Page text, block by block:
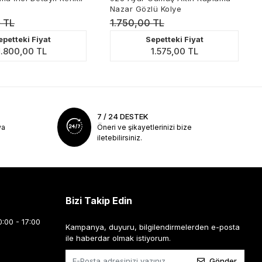
Fiyat
TL
Nazar Gözlü Kolye
1.750,00 TL
Sepetteki Fiyat
1.575,00 TL
7 / 24 DESTEK
Öneri ve şikayetlerinizi bize
iletebilirsiniz.
- 17:00
Bizi Takip Edin
Kampanya, duyuru, bilgilendirmelerden e-posta
ile haberdar olmak istiyorum.